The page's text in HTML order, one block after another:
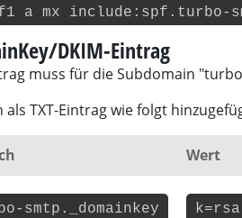
a mx include:spf.turbo-
DKIM-Eintrag
muss für die Subdomain
als TXT-Eintrag wie folgt
Wert
smtp._domainkey
k=rsa;